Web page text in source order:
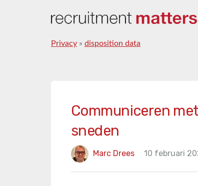
Privacy » disposition data
Communiceren
sneden
Marc Drees 10 februari